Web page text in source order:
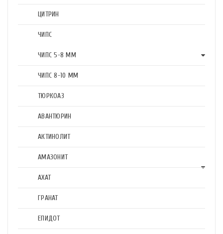
ЦИТРИН
ЧИПС
ЧИПС 5-8 ММ
ЧИПС 8-10 ММ
ТЮРКОАЗ
АВАНТЮРИН
АКТИНОЛИТ
АМАЗОНИТ
АХАТ
ГРАНАТ
ЕПИДОТ